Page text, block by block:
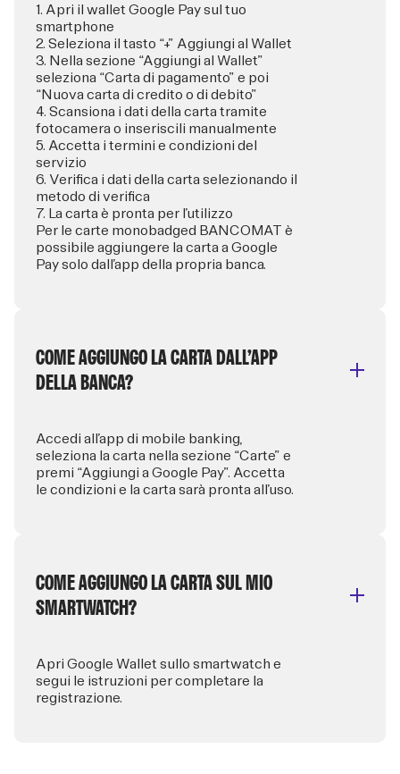
1. Apri il wallet Google Pay sul tuo
smartphone
2. Seleziona il tasto “+” Aggiungi al Wallet
3. Nella sezione “Aggiungi al Wallet”
seleziona “Carta di pagamento” e poi
“Nuova carta di credito o di debito”
4. Scansiona i dati della carta tramite
fotocamera o inseriscili manualmente
5. Accetta i termini e condizioni del
servizio
6. Verifica i dati della carta selezionando il
metodo di verifica
7. La carta è pronta per l’utilizzo
Per le carte monobadged BANCOMAT è
possibile aggiungere la carta a Google
Pay solo dall’app della propria banca.
COME AGGIUNGO LA CARTA DALL’APP
DELLA BANCA?
Accedi all’app di mobile banking,
seleziona la carta nella sezione “Carte” e
premi “Aggiungi a Google Pay”. Accetta
le condizioni e la carta sarà pronta all’uso.
COME AGGIUNGO LA CARTA SUL MIO
SMARTWATCH?
Apri Google Wallet sullo smartwatch e
segui le istruzioni per completare la
registrazione.